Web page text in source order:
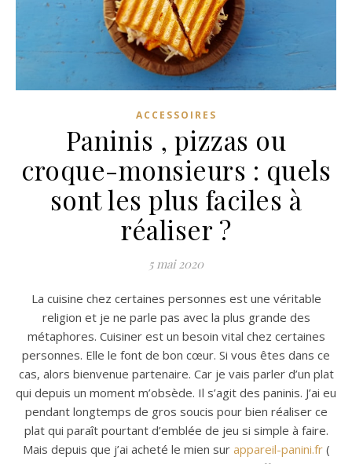
ACCESSOIRES
Paninis , pizzas ou
croque-monsieurs : quels
sont les plus faciles à
réaliser ?
5 mai 2020
La cuisine chez certaines personnes est une véritable
religion et je ne parle pas avec la plus grande des
métaphores. Cuisiner est un besoin vital chez certaines
personnes. Elle le font de bon cœur. Si vous êtes dans ce
cas, alors bienvenue partenaire. Car je vais parler d’un plat
qui depuis un moment m’obsède. Il s’agit des paninis. J’ai eu
pendant longtemps de gros soucis pour bien réaliser ce
plat qui paraît pourtant d’emblée de jeu si simple à faire.
Mais depuis que j’ai acheté le mien sur appareil-panini.fr(